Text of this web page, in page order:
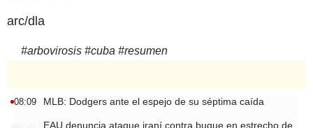
arc/dla
#arbovirosis #cuba #resumen
08:09 MLB: Dodgers ante el espejo de su séptima caída
EAU denuncia ataque iraní contra buque en estrecho de